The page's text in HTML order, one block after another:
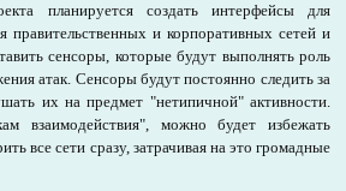
планируется создать интерфейсы для
правительственных и корпоративных сетей и
сенсоры, которые будут выполнять роль
атак. Сенсоры будут постоянно следить за
их на предмет "нетипичной" активности.
взаимодействия", можно будет избежать
все сети сразу, затрачивая на это громадные